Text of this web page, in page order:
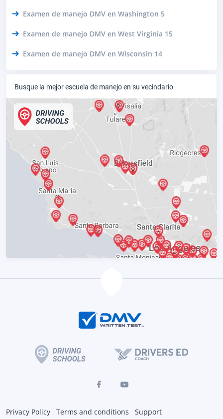
Examen de manejo DMV en Washington 5
Examen de manejo DMV en West Virginia 15
Examen de manejo DMV en Wisconsin 14
Busque la mejor escuela de manejo en su vecindario
Privacy Policy Terms and conditions Support